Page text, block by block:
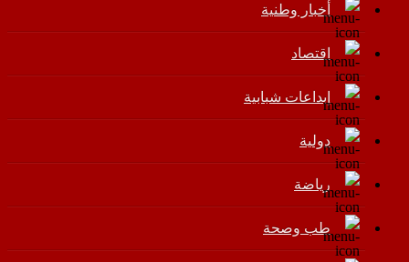
أخبار وطنية
اقتصاد
إبداعات شبابية
دولية
رياضة
طب وصحة